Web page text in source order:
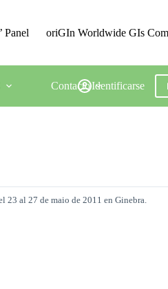
Panel oriGIn Worldwide GIs
ContactoIdentificarse
23 al 27 de maio de 2011 en Ginebra.